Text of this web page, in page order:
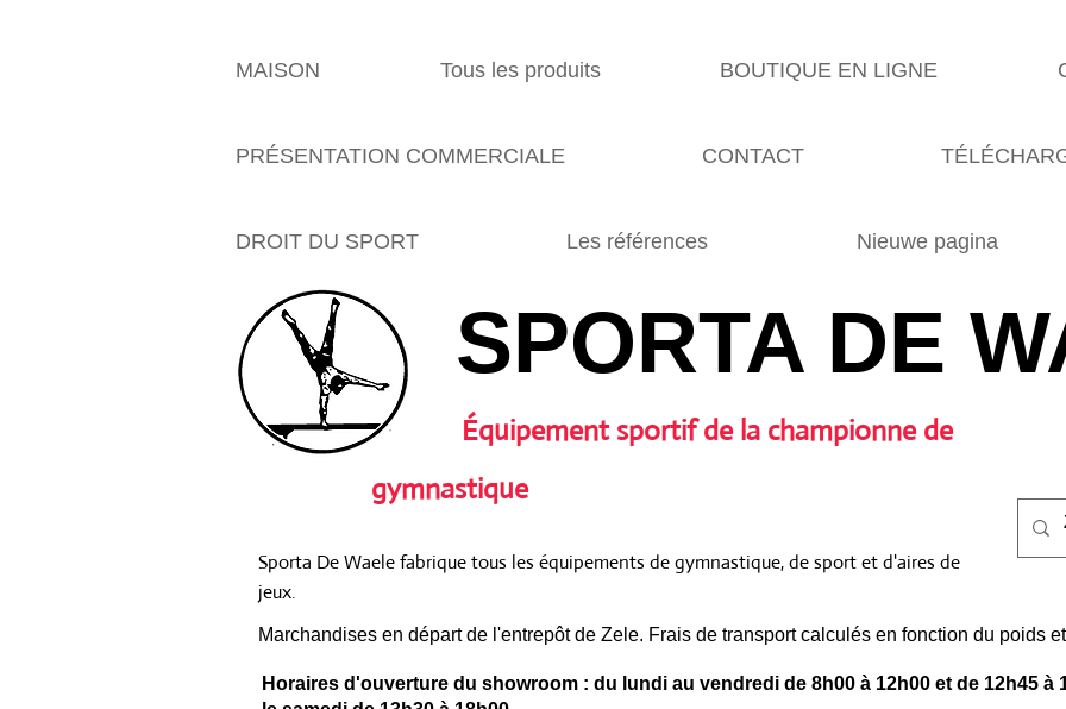
MAISON Tous les produits BOUTIQUE EN LIGNE
PRÉSENTATION COMMERCIALE CONTACT
DROIT DU SPORT Les références Nieuwe pagina
SPORTA DE
Équipement sportif de la championne de
gymnastique
Marchandises en départ de l'entrepôt de Zele. Frais de transport calculés en fonction du poids
Sporta De Waele fabrique tous les équipements de gymnastique, de sport et d'aires de
jeux.
Horaires d'ouverture du showroom : du lundi au vendredi de 8h00 à 12h00 et de 12h45 à